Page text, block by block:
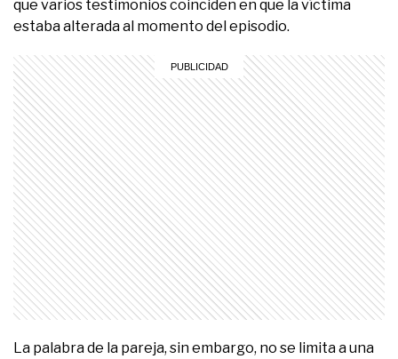
que varios testimonios coinciden en que la víctima
estaba alterada al momento del episodio.
La palabra de la pareja, sin embargo, no se limita a una